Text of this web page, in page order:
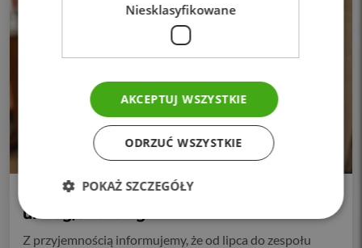
Witamy w zespole! lek. Filip Kołodziejski
urolog/androlog
Z przyjemnością informujemy, że od lipca do zespołu
Niesklasyfikowane
AKCEPTUJ WSZYSTKIE
ODRZUĆ WSZYSTKIE
POKAŻ SZCZEGÓŁY